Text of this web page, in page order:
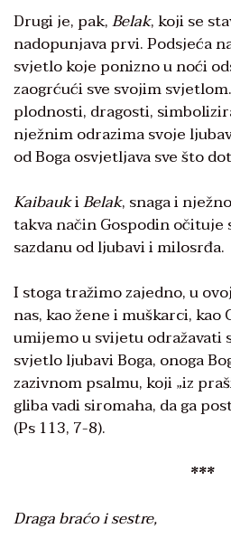
Drugi je, pak,Belak, koji se
nadopunjava prvi. Podsjeća
svjetlo koje ponizno u noći
zaogrćući sve svojim
plodnosti, dragosti,
nježnim odrazima svoje
od Boga osvjetljava sve što
KaibaukiBelak, snaga i
takva način Gospodin očituje
sazdanu od ljubavi i milosrđa.
I stoga tražimo zajedno, u
nas, kao žene i muškarci, kao
umijemo u svijetu odražavati
svjetlo ljubavi Boga, onoga
zazivnom psalmu, koji „iz
gliba vadi siromaha, da ga
(Ps 113, 7-8).
***
Draga braćo i sestre,